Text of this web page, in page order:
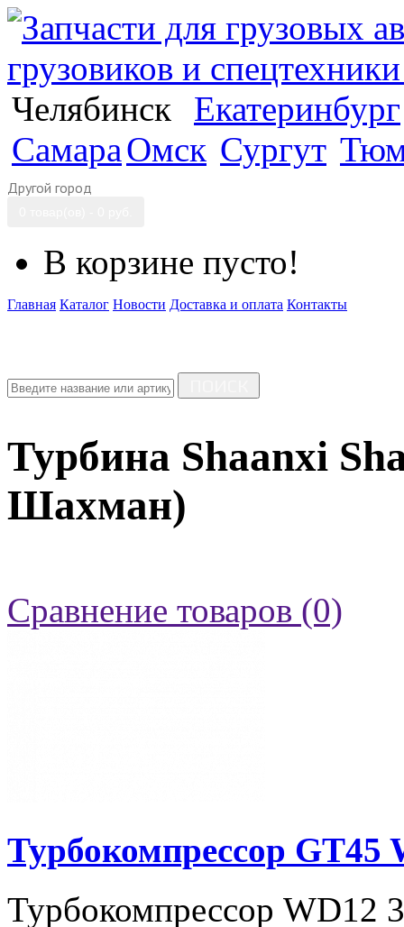
Челябинск
Екатеринбург
СамараОмск Сургут
Другой город
В корзине пусто!
Главная Каталог Новости Доставка и оплата Контакты
Турбина Shaanxi
Шахман)
Сравнение товаров (0)
Турбокомпрессор GT45
Турбокомпрессор